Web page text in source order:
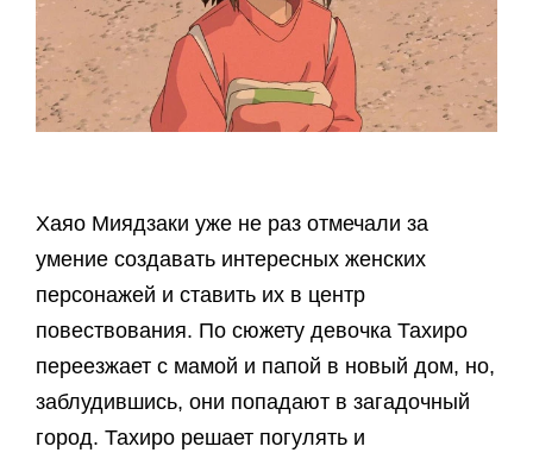
Хаяо Миядзаки уже не раз отмечали за
умение создавать интересных женских
персонажей и ставить их в центр
повествования. По сюжету девочка Тахиро
переезжает с мамой и папой в новый дом, но,
заблудившись, они попадают в загадочный
город. Тахиро решает погулять и